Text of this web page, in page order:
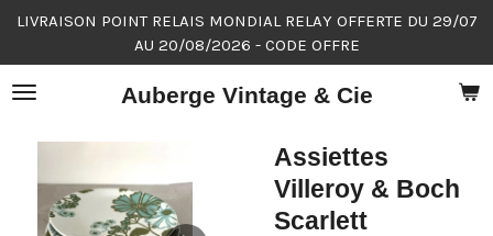
Passer
contenu
principal
Auberge Vintage & Cie
LIVRAISON POINT RELAIS MONDIAL RELAY OFFERTE DU 29/07
AU 20/08/2026 - CODE OFFRE
Assiettes
Villeroy & Boch
Scarlett